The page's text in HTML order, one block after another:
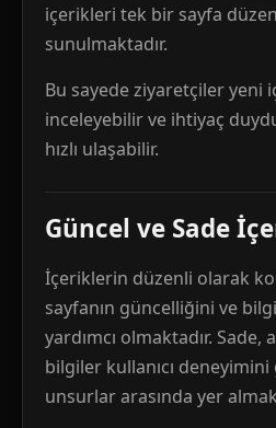
içerikleri tek bir sayfa
sunulmaktadır.
Bu sayede ziyaretçiler yeni
inceleyebilir ve ihtiyaç
hızlı ulaşabilir.
Güncel ve Sade
İçeriklerin düzenli olarak
sayfanın güncelliğini ve
yardımcı olmaktadır. Sade,
bilgiler kullanıcı
unsurlar arasında yer